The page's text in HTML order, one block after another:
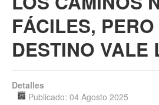
Multimedia
FÁCILES,
DESTINO VALE
Detalles
Publicado: 04 Agosto 2025